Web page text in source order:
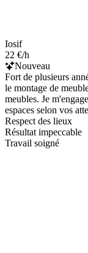
Iosif
22 €/h
Nouveau
Fort de plusieurs
le montage de
meubles. Je
espaces selon vos
Respect des lieux
Résultat impeccable
Travail soigné